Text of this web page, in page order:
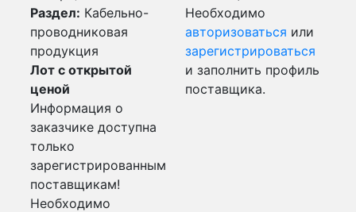
Раздел: Кабельно-
проводниковая
продукция
Лот с открытой
ценой
Информация о
заказчике доступна
только
зарегистрированным
поставщикам!
Необходимо
Необходимо
авторизоваться или
зарегистрироваться
и заполнить профиль
поставщика.